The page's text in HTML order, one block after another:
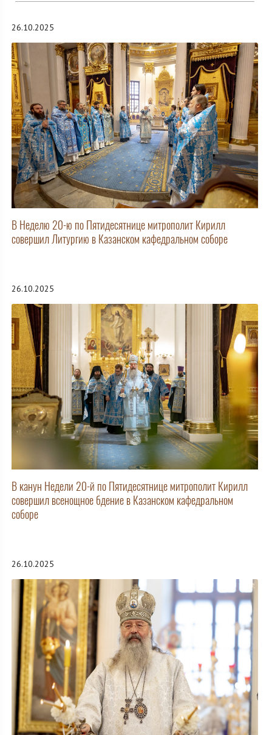
26.10.2025
В Неделю 20-ю по Пятидесятнице митрополит Кирилл
совершил Литургию в Казанском кафедральном соборе
26.10.2025
В канун Недели 20-й по Пятидесятнице митрополит Кирилл
совершил всенощное бдение в Казанском кафедральном
соборе
26.10.2025